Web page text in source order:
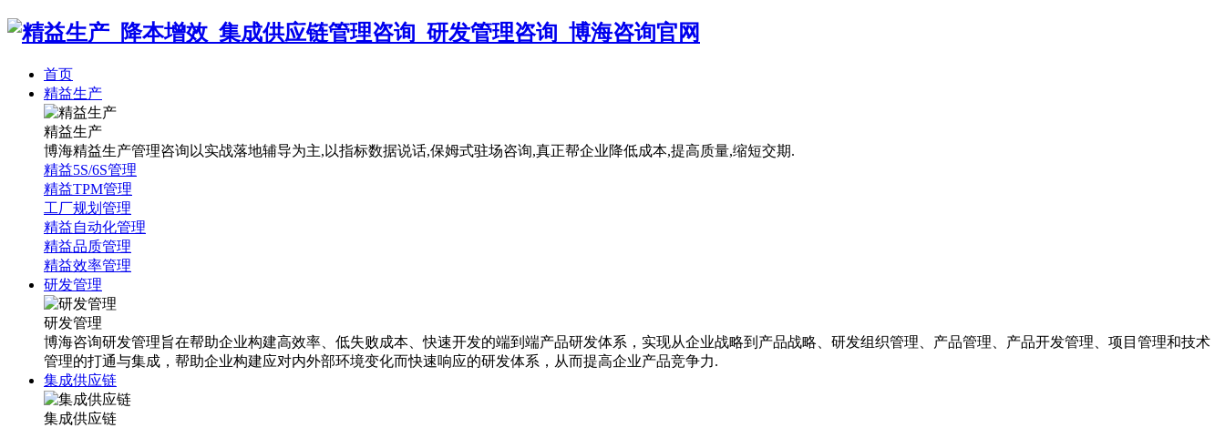
首页
精益生产
精益生产
博海精益生产管理咨询以实战落地辅导为主,以指标数据说话,保姆式驻场咨询,真正帮企业降低成本,提高质量,缩短交期.
精益5S/6S管理
精益TPM管理
工厂规划管理
精益自动化管理
精益品质管理
精益效率管理
研发管理
研发管理
博海咨询研发管理旨在帮助企业构建高效率、低失败成本、快速开发的端到端产品研发体系，实现从企业战略到产品战略、研发组织管理、产品管理、产品开发管理、项目管理和技术
管理的打通与集成，帮助企业构建应对内外部环境变化而快速响应的研发体系，从而提高企业产品竞争力.
集成供应链
集成供应链